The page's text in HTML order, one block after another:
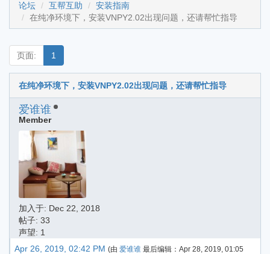
论坛 互帮互助
安装指南
在纯净环境下，安装VNPY2.02出现问题，还请帮忙指导
页面: 1
在纯净环境下，安装VNPY2.02出现问题，还请帮忙指导
爱谁谁
Member
加入于: Dec 22, 2018
帖子: 33
声望: 1
Apr 26, 2019, 02:42 PM (由 爱谁谁 最后编辑： Apr 28, 2019, 01:05